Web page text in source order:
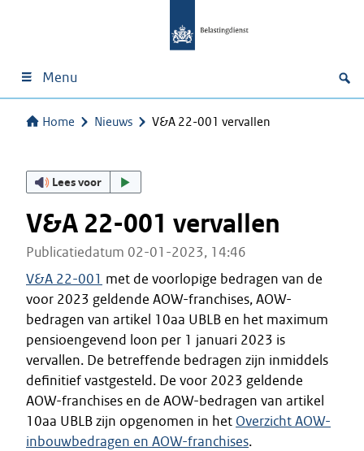
Menu
Home Nieuws V&A 22-001 vervallen
Lees voor
V&A 22-001 vervallen
Publicatiedatum 02-01-2023, 14:46
V&A 22-001 met de voorlopige bedragen van de
voor 2023 geldende AOW-franchises, AOW-
bedragen van artikel 10aa UBLB en het maximum
pensioengevend loon per 1 januari 2023 is
vervallen. De betreffende bedragen zijn inmiddels
definitief vastgesteld. De voor 2023 geldende
AOW-franchises en de AOW-bedragen van artikel
10aa UBLB zijn opgenomen in het Overzicht AOW-
inbouwbedragen en AOW-franchises.